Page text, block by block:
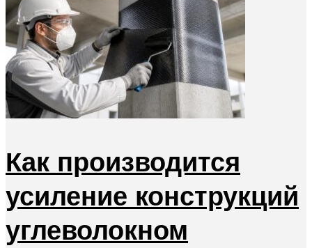
Как производится
усиление конструкций
углеволокном